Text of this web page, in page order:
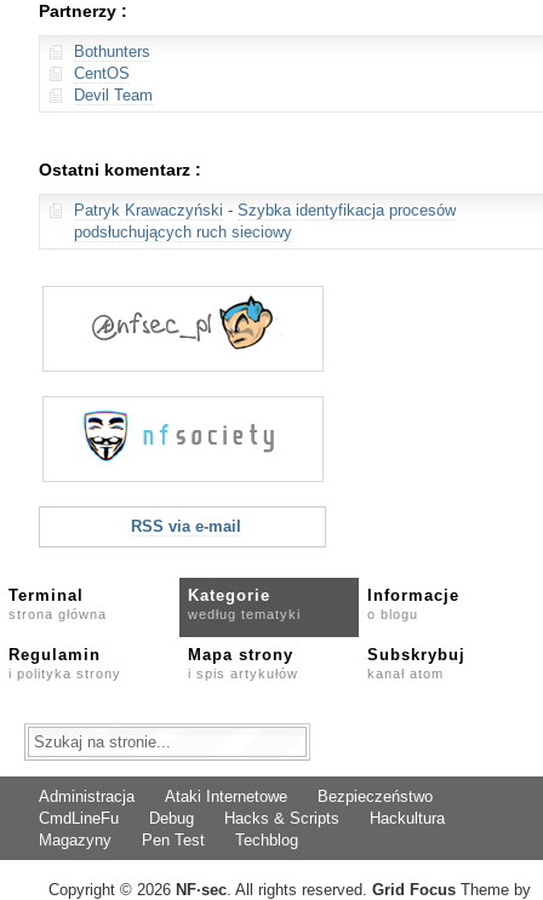
Partnerzy :
Bothunters
CentOS
Devil Team
Ostatni komentarz :
Patryk Krawaczyński - Szybka identyfikacja procesów
podsłuchujących ruch sieciowy
RSS via e-mail
Terminal
strona główna
Kategorie
według tematyki
Informacje
o blogu
Regulamin
i polityka strony
Mapa strony
i spis artykułów
Subskrybuj
kanał atom
Administracja Ataki Internetowe
Bezpieczeństwo
CmdLineFu
Debug Hacks & Scripts
Hackultura
Magazyny
Pen Test Techblog
Copyright © 2026 NF·sec. All rights reserved. Grid Focus Theme by